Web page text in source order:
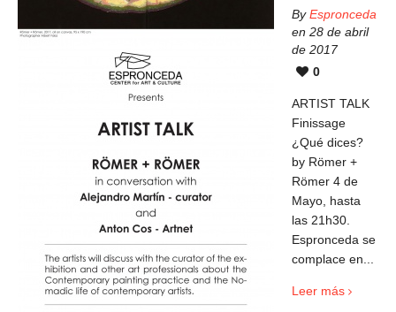
ByEspronceda
en 28 de abril
de 2017
0
ARTIST TALK
Finissage
¿Qué dices?
by Römer +
Römer 4 de
Mayo, hasta
las 21h30.
Espronceda se
complace en...
Leer más